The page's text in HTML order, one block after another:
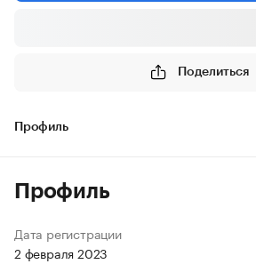
Поделиться
Профиль
Профиль
Дата регистрации
2 февраля 2023